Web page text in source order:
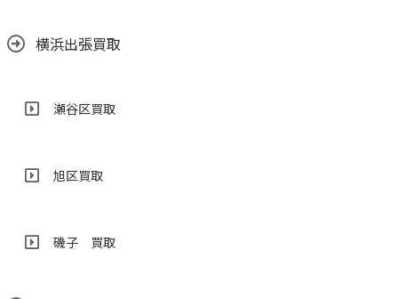
横浜出張買取
瀬谷区買取
旭区買取
磯子 買取